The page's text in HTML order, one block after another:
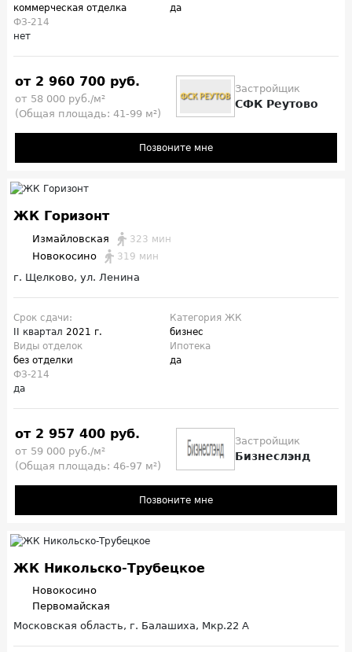
коммерческая отделка
да
ФЗ-214
нет
от 2 960 700 руб.
от 58 000 руб./м²
(Общая площадь: 41-99 м²)
Застройщик
СФК Реутово
Позвоните мне
ЖК Горизонт
Измайловская 323 мин
Новокосино 319 мин
г. Щелково, ул. Ленина
Срок сдачи:
II квартал 2021 г.
Категория ЖК
бизнес
Виды отделок
без отделки
Ипотека
да
ФЗ-214
да
от 2 957 400 руб.
от 59 000 руб./м²
(Общая площадь: 46-97 м²)
Застройщик
Бизнеслэнд
Позвоните мне
ЖК Никольско-Трубецкое
Новокосино
Первомайская
Московская область, г. Балашиха, Мкр.22 А